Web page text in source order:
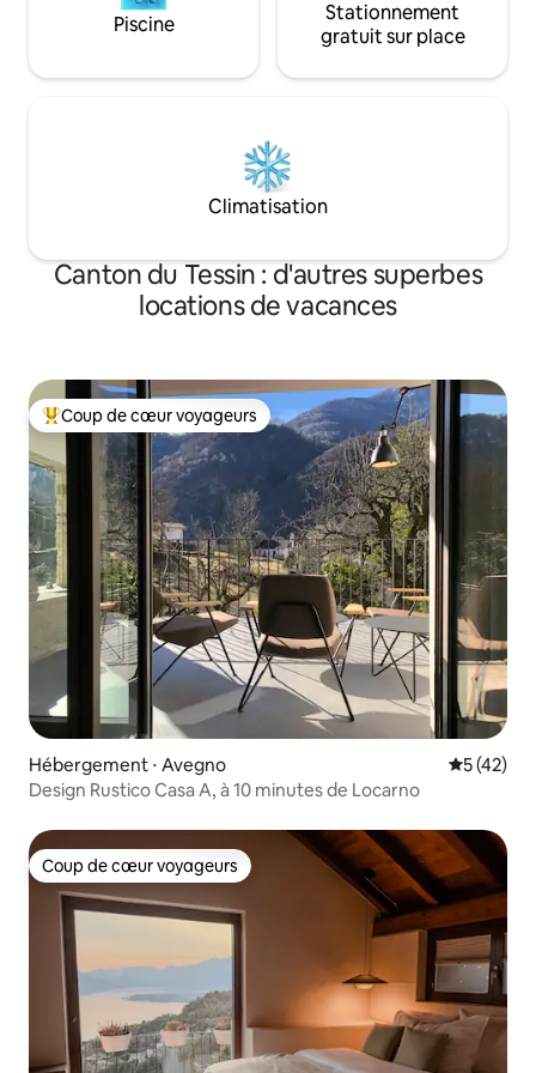
Piscine
Stationnement
gratuit sur place
Climatisation
Canton du Tessin : d'autres superbes
locations de vacances
Coups de cœur voyageurs les plus appréciés
Coup de cœur voyageurs
Hébergement ⋅ Avegno
5 (42)
Design Rustico Casa A, à 10 minutes de Locarno
Coup de cœur voyageurs
Coup de cœur voyageurs